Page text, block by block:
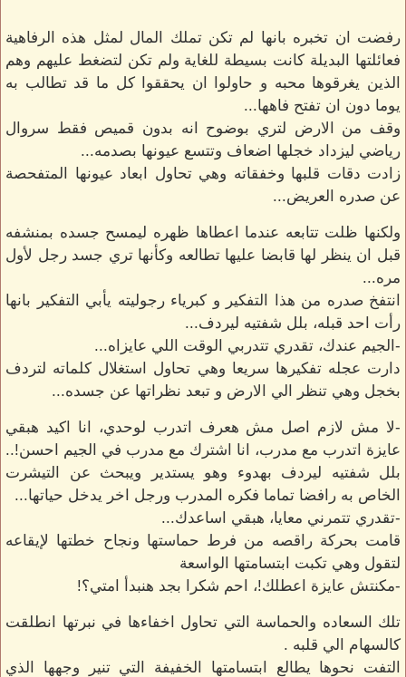
رفضت ان تخبره بانها لم تكن تملك المال لمثل هذه الرفاهية
فعائلتها البديلة كانت بسيطة للغاية ولم تكن لتضغط عليهم وهم
الذين يغرقوها محبه و حاولوا ان يحققوا كل ما قد تطالب به
يوما دون ان تفتح فاهها...
وقف من الارض لتري بوضوح انه بدون قميص فقط سروال
رياضي ليزداد خجلها اضعاف وتتسع عيونها بصدمه...
زادت دقات قلبها وخفقاته وهي تحاول ابعاد عيونها المتفحصة
عن صدره العريض...
ولكنها ظلت تتابعه عندما اعطاها ظهره ليمسح جسده بمنشفه
قبل ان ينظر لها قابضا عليها تطالعه وكأنها تري جسد رجل لأول
مره...
انتفخ صدره من هذا التفكير و كبرياء رجوليته يأبي التفكير بانها
رأت احد قبله، بلل شفتيه ليردف...
-الجيم عندك، تقدري تتدربي الوقت اللي عايزاه...
دارت عجله تفكيرها سريعا وهي تحاول استغلال كلماته لتردف
بخجل وهي تنظر الي الارض و تبعد نظراتها عن جسده...
-لا مش لازم اصل مش هعرف اتدرب لوحدي، انا اكيد هبقي
عايزة اتدرب مع مدرب، انا اشترك مع مدرب في الجيم احسن!..
بلل شفتيه ليردف بهدوء وهو يستدير ويبحث عن التيشرت
الخاص به رافضا تماما فكره المدرب ورجل اخر يدخل حياتها...
-تقدري تتمرني معايا، هبقي اساعدك...
قامت بحركة راقصه من فرط حماستها ونجاح خطتها لإيقاعه
لتقول وهي تكبت ابتسامتها الواسعة
-مكنتش عايزة اعطلك!، احم شكرا بجد هنبدأ امتي؟!
تلك السعاده والحماسة التي تحاول اخفاءها في نبرتها انطلقت
كالسهام الي قلبه .
التفت نحوها يطالع ابتسامتها الخفيفة التي تنير وجهها الذي